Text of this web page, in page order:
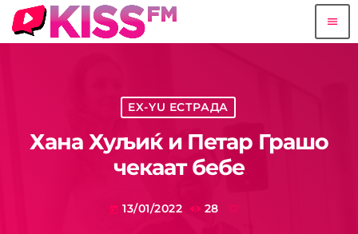
menu
EX-YU ЕСТРАДА
Хана Хуљиќ и Петар Грашо
чекаат бебе
today 13/01/2022 28